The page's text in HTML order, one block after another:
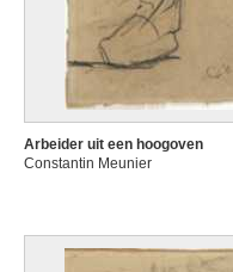
Arbeider uit een hoogoven
Constantin Meunier